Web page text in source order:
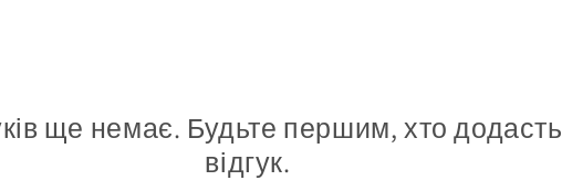
ще немає. Будьте першим, хто додасть
відгук.